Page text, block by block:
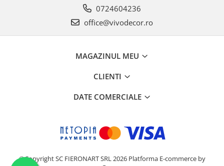
0724604236
office@vivodecor.ro
MAGAZINUL MEU
CLIENTI
DATE COMERCIALE
©Copyright SC FIERONART SRL 2026 Platforma E-commerce by